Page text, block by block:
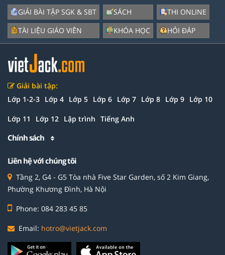
GIẢI BÀI TẬP SGK & SBT
TÀI LIỆU GIÁO VIÊN
SÁCH
KHÓA HỌC
THI ONLINE
HỎI ĐÁP
Giải bài tập:
Lớp 1-2-3 Lớp 4 Lớp 5 Lớp 6 Lớp 7 Lớp 8 Lớp 9 Lớp 10
Lớp 11 Lớp 12 Lập trình Tiếng Anh
Chính sách
Liên hệ với chúng tôi
Tầng 2, G4 - G5 Tòa nhà Five Star Garden, số 2 Kim Giang,
Phường Khương Đình, Hà Nội
Phone: 084 283 45 85
Email: hotro@vietjack.com